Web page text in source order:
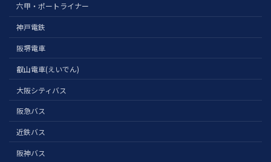
六甲・ポートライナー
神戸電鉄
阪堺電車
叡山電車(えいでん)
大阪シティバス
阪急バス
近鉄バス
阪神バス